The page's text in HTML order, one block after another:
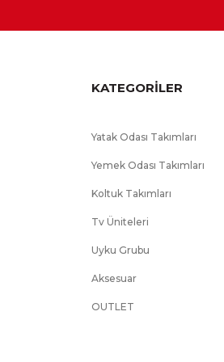
kullanım kolaylığı amacı ile
KATEGORİLER
Yatak Odası Takımları
Yemek Odası Takımları
Koltuk Takımları
Tv Üniteleri
Uyku Grubu
Aksesuar
OUTLET